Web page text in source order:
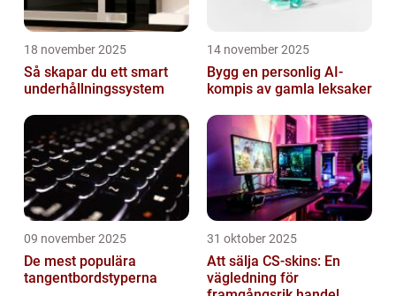
18 november 2025
Så skapar du ett smart
underhållningssystem
14 november 2025
Bygg en personlig AI-
kompis av gamla leksaker
09 november 2025
De mest populära
tangentbordstyperna
31 oktober 2025
Att sälja CS-skins: En
vägledning för